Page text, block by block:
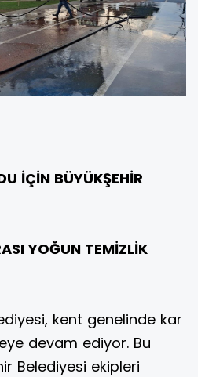
İÇİN BÜYÜKŞEHİR
YOĞUN TEMİZLİK
kent genelinde kar
devam ediyor. Bu
Belediyesi ekipleri